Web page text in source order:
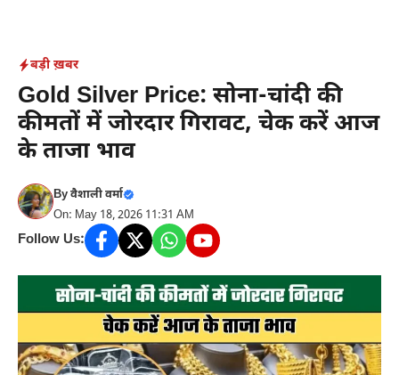
content
बड़ी ख़बर
Gold Silver Price: सोना-चांदी की
कीमतों में जोरदार गिरावट, चेक करें आज
के ताजा भाव
Byवैशाली वर्मा
On: May 18, 2026 11:31 AM
Follow Us: